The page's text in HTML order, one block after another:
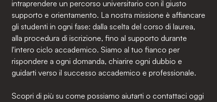
intraprendere un percorso universitario con il giusto
supporto e orientamento. La nostra missione è affiancare
gli studenti in ogni fase: dalla scelta del corso di laurea,
alla procedura di iscrizione, fino al supporto durante
l'intero ciclo accademico. Siamo al tuo fianco per
rispondere a ogni domanda, chiarire ogni dubbio e
guidarti verso il successo accademico e professionale.
Scopri di più su come possiamo aiutarti o contattaci oggi